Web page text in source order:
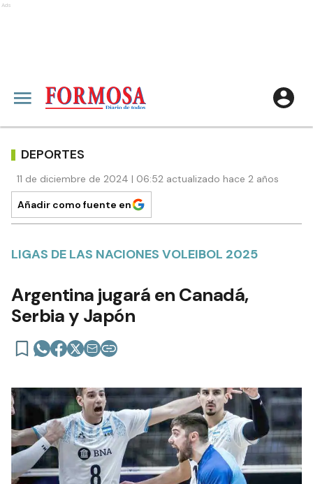
Ads
DEPORTES
11 de diciembre de 2024 | 06:52 actualizado hace 2 años
Añadir como fuente en
LIGAS DE LAS NACIONES VOLEIBOL 2025
Argentina jugará en Canadá,
Serbia y Japón